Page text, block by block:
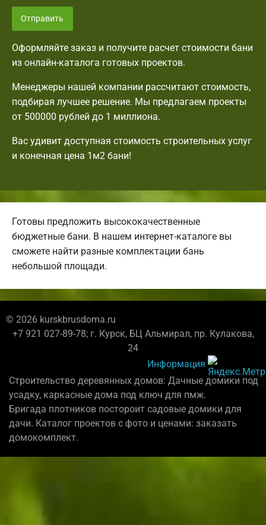
Отправить
Оформляйте заказ и получите расчет стоимости бани
из онлайн-каталога готовых проектов.
Менеджеры нашей компании рассчитают стоимость,
подбирая лучшее решение. Мы предлагаем проекты
от 500000 рублей до 1 миллиона.
Вас удивит доступная стоимость строительных услуг
и конечная цена 1м2 бани!
Готовы предложить высококачественные
бюджетные бани. В нашем интернет-каталоге вы
сможете найти разные комплектации бань
небольшой площади.
© 2026 kurskbrusdoma.ru
+7 921 027-89-78; г. Курск, БЦ Альмирал, пр. Кулакова,
24
Информация
Строительство деревянных домов: Дачные домики под
усадку, каркасные дома под ключ для пмж.
Бригада плотников постороит садовые домики для
дачи. Каталог проектов с фото и ценами: заказать
домокомплект.